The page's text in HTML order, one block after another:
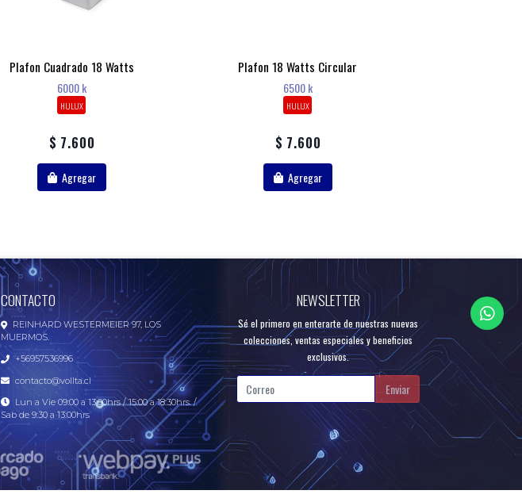
Plafon Cuadrado 18 Watts
6000 k
HULUX
$ 7.600
Agregar
Plafon 18 Watts Circular
6500 k
HULUX
$ 7.600
Agregar
CONTACTO
REINHARD WESTERMEIER 97, LOS
MUERMOS.
+56957536996
contacto@vollta.cl
Lun a Vie 09:00 a 13:00hrs / 15:00 a 18:30hrs. /
Sab de 9:30 a 13:00hrs
NEWSLETTER
Sé el primero en enterarte de nuestras nuevas
colecciones, ventas especiales y beneficios
exclusivos.
Enviar